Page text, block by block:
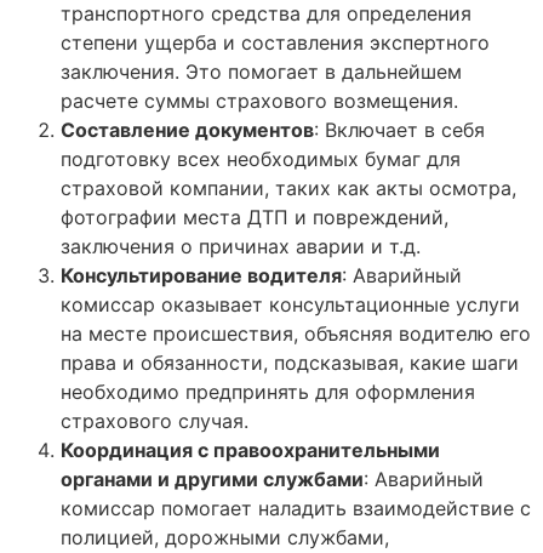
транспортного средства для определения
степени ущерба и составления экспертного
заключения. Это помогает в дальнейшем
расчете суммы страхового возмещения.
Составление документов: Включает в себя
подготовку всех необходимых бумаг для
страховой компании, таких как акты осмотра,
фотографии места ДТП и повреждений,
заключения о причинах аварии и т.д.
Консультирование водителя: Аварийный
комиссар оказывает консультационные услуги
на месте происшествия, объясняя водителю его
права и обязанности, подсказывая, какие шаги
необходимо предпринять для оформления
страхового случая.
Координация с правоохранительными
органами и другими службами: Аварийный
комиссар помогает наладить взаимодействие с
полицией, дорожными службами,